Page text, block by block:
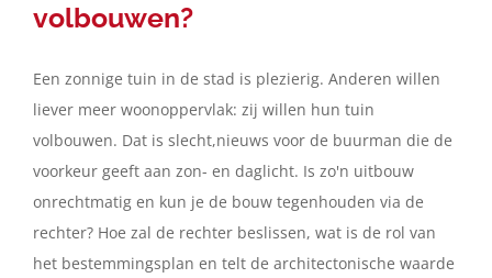
volbouwen?
Een zonnige tuin in de stad is plezierig. Anderen willen
liever meer woonoppervlak: zij willen hun tuin
volbouwen. Dat is slecht,nieuws voor de buurman die de
voorkeur geeft aan zon- en daglicht. Is zo'n uitbouw
onrechtmatig en kun je de bouw tegenhouden via de
rechter? Hoe zal de rechter beslissen, wat is de rol van
het bestemmingsplan en telt de architectonische waarde